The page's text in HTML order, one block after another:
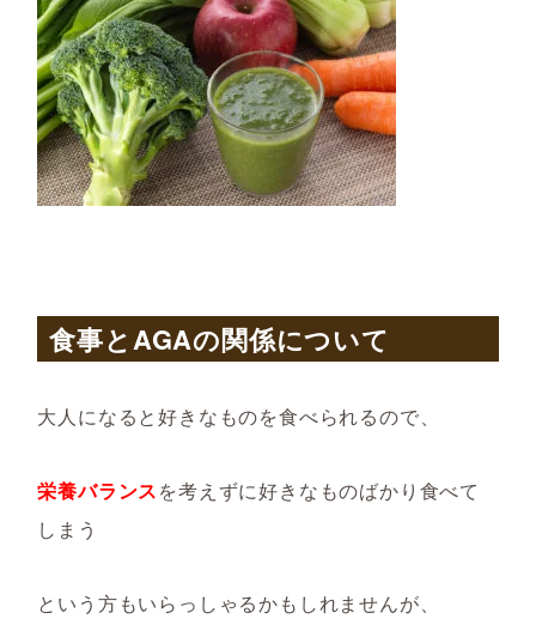
食事とAGAの関係について
大人になると好きなものを食べられるので、
栄養バランスを考えずに好きなものばかり食べて
しまう
という方もいらっしゃるかもしれませんが、